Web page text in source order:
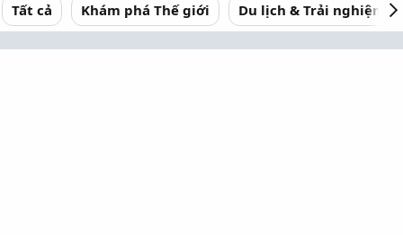
Tất cả Khám phá Thế giới Du lịch & Trải nghiệm